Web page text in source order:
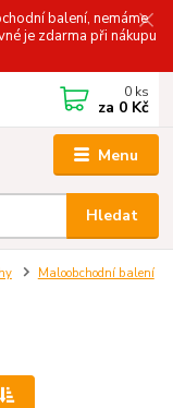
balení, nemáme
je zdarma při nákupu
Menu
Hledat
0 ks
za 0 Kč
Maloobchodní balení